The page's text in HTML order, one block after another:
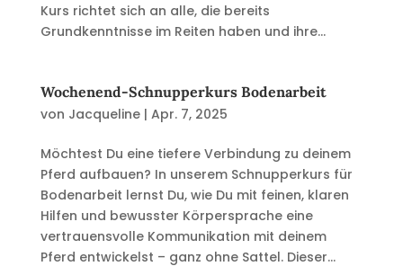
Kurs richtet sich an alle, die bereits
Grundkenntnisse im Reiten haben und ihre...
Wochenend-Schnupperkurs Bodenarbeit
von Jacqueline| Apr. 7, 2025
Möchtest Du eine tiefere Verbindung zu deinem
Pferd aufbauen? In unserem Schnupperkurs für
Bodenarbeit lernst Du, wie Du mit feinen, klaren
Hilfen und bewusster Körpersprache eine
vertrauensvolle Kommunikation mit deinem
Pferd entwickelst – ganz ohne Sattel. Dieser...